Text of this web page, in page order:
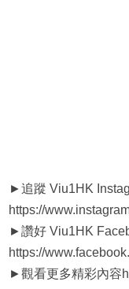
►追蹤 Viu1HK
https://
►讚好 Viu1HK
https://
►觀看更多精彩內容